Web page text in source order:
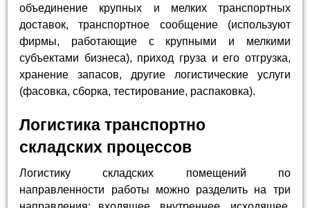
объединение крупных и мелких транспортных
доставок, транспортное сообщение (используют
фирмы, работающие с крупными и мелкими
субъектами бизнеса), приход груза и его отгрузка,
хранение запасов, другие логистические услуги
(фасовка, сборка, тестирование, распаковка).
Логистика транспортно
складских процессов
Логистику складских помещений по
направленности работы можно разделить на три